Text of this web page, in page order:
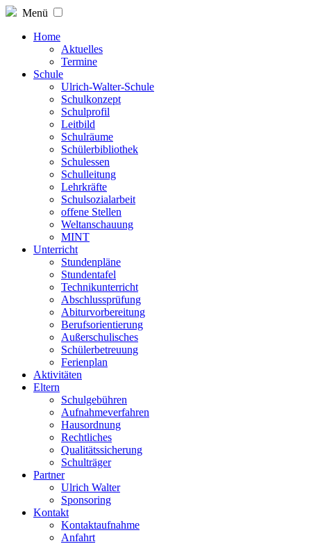
Menü
Home
Aktuelles
Termine
Schule
Ulrich-Walter-Schule
Schulkonzept
Schulprofil
Leitbild
Schulräume
Schülerbibliothek
Schulessen
Schulleitung
Lehrkräfte
Schulsozialarbeit
offene Stellen
Weltanschauung
MINT
Unterricht
Stundenpläne
Stundentafel
Technikunterricht
Abschlussprüfung
Abiturvorbereitung
Berufsorientierung
Außerschulisches
Schülerbetreuung
Ferienplan
Aktivitäten
Eltern
Schulgebühren
Aufnahmeverfahren
Hausordnung
Rechtliches
Qualitätssicherung
Schulträger
Partner
Ulrich Walter
Sponsoring
Kontakt
Kontaktaufnahme
Anfahrt